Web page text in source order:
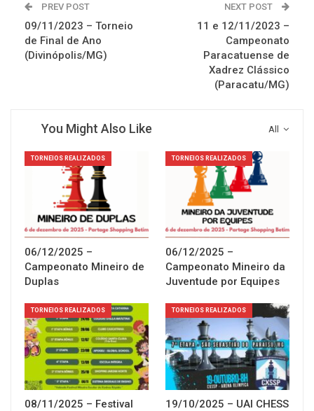
PREV POST
09/11/2023 – Torneio
de Final de Ano
(Divinópolis/MG)
NEXT POST
11 e 12/11/2023 –
Campeonato
Paracatuense de
Xadrez Clássico
(Paracatu/MG)
All
You Might Also Like
TORNEIOS REALIZADOS
06/12/2025 –
Campeonato Mineiro de
Duplas
TORNEIOS REALIZADOS
06/12/2025 –
Campeonato Mineiro da
Juventude por Equipes
TORNEIOS REALIZADOS
08/11/2025 – Festival
TORNEIOS REALIZADOS
19/10/2025 – UAI CHESS